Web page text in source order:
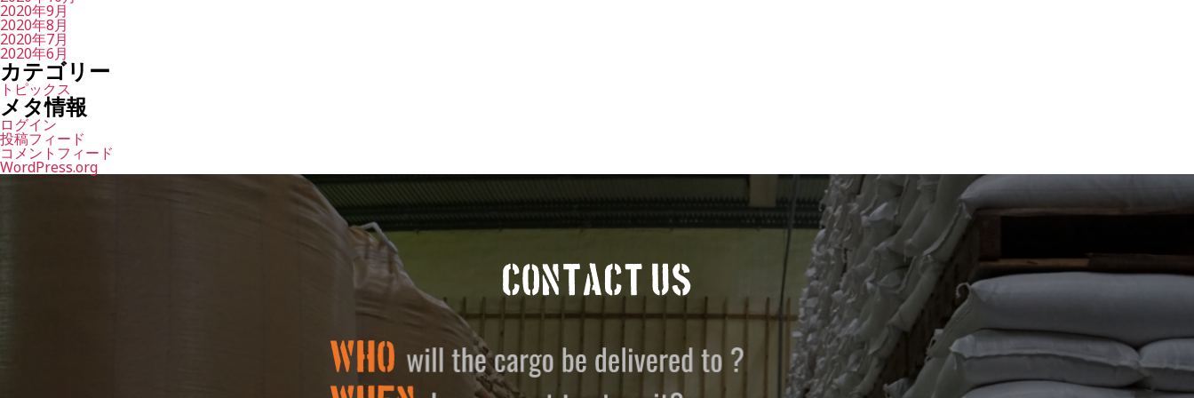
2020年9月
2020年8月
2020年7月
2020年6月
カテゴリー
トピックス
メタ情報
ログイン
投稿フィード
コメントフィード
WordPress.org